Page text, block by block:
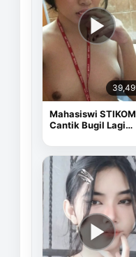
Mahasiswi STIKOM
Cantik Bugil Lagi